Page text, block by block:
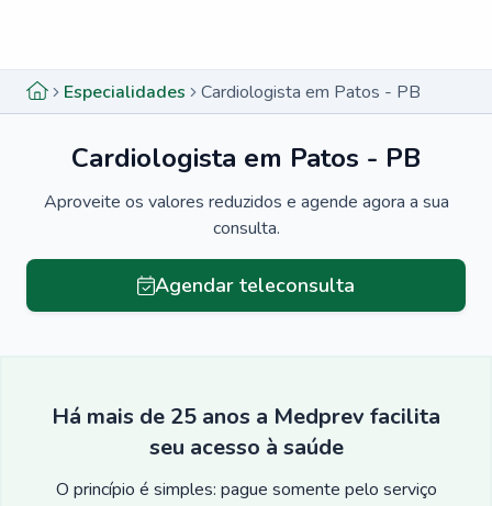
Especialidades Cardiologista em Patos - PB
Cardiologista em Patos - PB
Aproveite os valores reduzidos e agende agora a sua
consulta.
Agendar teleconsulta
Há mais de 25 anos a Medprev facilita
seu acesso à saúde
O princípio é simples: pague somente pelo serviço